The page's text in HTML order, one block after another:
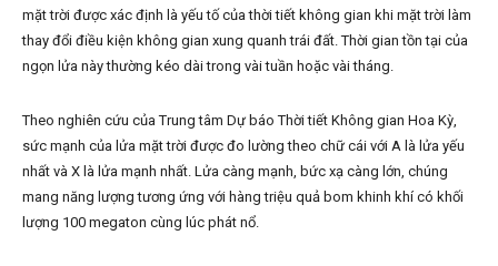
mặt trời được xác định là yếu tố của thời tiết không gian khi mặt trời làm
thay đổi điều kiện không gian xung quanh trái đất. Thời gian tồn tại của
ngọn lửa này thường kéo dài trong vài tuần hoặc vài tháng.
Theo nghiên cứu của Trung tâm Dự báo Thời tiết Không gian Hoa Kỳ,
sức mạnh của lửa mặt trời được đo lường theo chữ cái với A là lửa yếu
nhất và X là lửa mạnh nhất. Lửa càng mạnh, bức xạ càng lớn, chúng
mang năng lượng tương ứng với hàng triệu quả bom khinh khí có khối
lượng 100 megaton cùng lúc phát nổ.